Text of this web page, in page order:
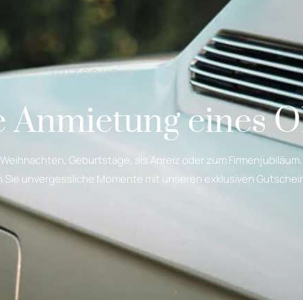
GUTSCHEIN
Anmietung eines
Geburtstage, als Anreiz oder zum
Sie unvergessliche Momente mit unseren exklusiven